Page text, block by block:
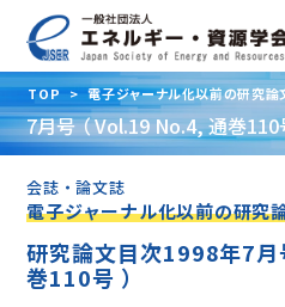
TOP > 電子ジャーナル化以前の研究論
110号 ）
7月号 （ Vol.19 No.4, 通巻110
会誌・論文誌
電子ジャーナル化以前の研究
研究論文目次1998年7
巻110号 ）